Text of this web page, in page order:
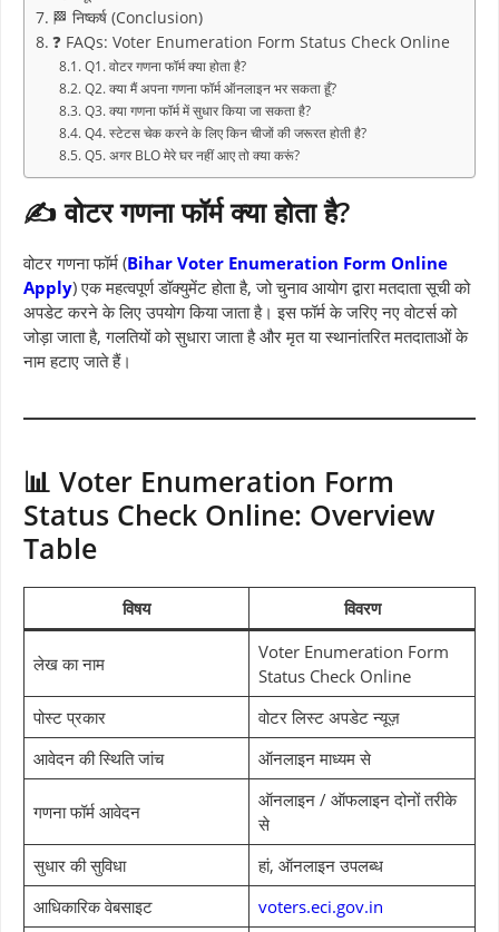
🏁 निष्कर्ष (Conclusion)
❓ FAQs: Voter Enumeration Form Status Check Online
Q1. वोटर गणना फॉर्म क्या होता है?
Q2. क्या मैं अपना गणना फॉर्म ऑनलाइन भर सकता हूँ?
Q3. क्या गणना फॉर्म में सुधार किया जा सकता है?
Q4. स्टेटस चेक करने के लिए किन चीजों की जरूरत होती है?
Q5. अगर BLO मेरे घर नहीं आए तो क्या करूं?
✍️ वोटर गणना फॉर्म क्या होता है?
वोटर गणना फॉर्म (Bihar Voter Enumeration Form Online
Apply) एक महत्वपूर्ण डॉक्युमेंट होता है, जो चुनाव आयोग द्वारा मतदाता सूची को
अपडेट करने के लिए उपयोग किया जाता है। इस फॉर्म के जरिए नए वोटर्स को
जोड़ा जाता है, गलतियों को सुधारा जाता है और मृत या स्थानांतरित मतदाताओं के
नाम हटाए जाते हैं।
📊 Voter Enumeration Form
Status Check Online: Overview
Table
विषय विवरण
लेख का नाम
Voter Enumeration Form
Status Check Online
पोस्ट प्रकार
वोटर लिस्ट अपडेट न्यूज़
आवेदन की स्थिति जांच
ऑनलाइन माध्यम से
गणना फॉर्म आवेदन
ऑनलाइन / ऑफलाइन दोनों तरीके
से
सुधार की सुविधा
हां, ऑनलाइन उपलब्ध
आधिकारिक वेबसाइट
voters.eci.gov.in